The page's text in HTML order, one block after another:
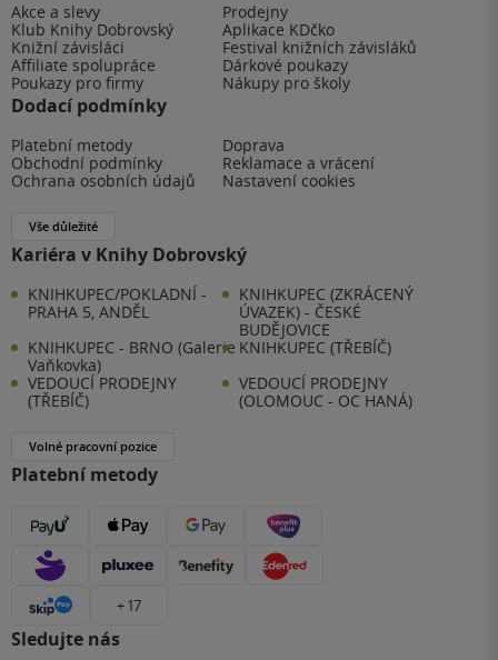
Akce a slevy
Prodejny
Klub Knihy Dobrovský
Aplikace KDčko
Knižní závisláci
Festival knižních závisláků
Affiliate spolupráce
Dárkové poukazy
Poukazy pro firmy
Nákupy pro školy
Dodací podmínky
Platební metody
Doprava
Obchodní podmínky
Reklamace a vrácení
Ochrana osobních údajů
Nastavení cookies
Vše důležité
Kariéra v Knihy Dobrovský
KNIHKUPEC/POKLADNÍ -
PRAHA 5, ANDĚL
KNIHKUPEC (ZKRÁCENÝ
ÚVAZEK) - ČESKÉ
BUDĚJOVICE
KNIHKUPEC - BRNO (Galerie
Vaňkovka)
KNIHKUPEC (TŘEBÍČ)
VEDOUCÍ PRODEJNY
(TŘEBÍČ)
VEDOUCÍ PRODEJNY
(OLOMOUC - OC HANÁ)
Volné pracovní pozice
Platební metody
+ 17
Sledujte nás